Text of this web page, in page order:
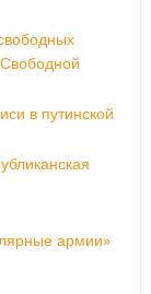
в путинской
армии»